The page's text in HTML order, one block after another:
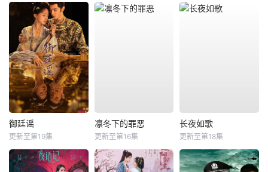
御廷谣
更新至第19集
凛冬下的罪恶
更新至第16集
长夜如歌
更新至第18集